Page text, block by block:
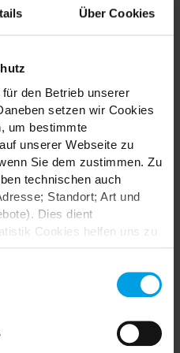
Über Cookies
den Betrieb unserer
setzen wir Cookies
um bestimmte
unserer Webseite zu
Sie dem zustimmen. Zu
technischen auch
Standort; Art und
Dies dient
Cookies helfen uns zu
auszuwerten.
Ihnen personalisierte
Media-Cookies ermöglichen
Netzwerken aufzubauen,
Inspiration und Kreativität?
Möbel, Stoffe und
Sie die